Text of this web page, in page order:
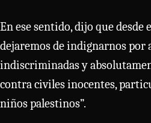
En ese sentido, dijo que desde
dejaremos de indignarnos por
indiscriminadas y
contra civiles inocentes,
niños palestinos”.